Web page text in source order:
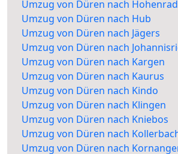
Umzug von Düren nach Hohenrad
Umzug von Düren nach Hub
Umzug von Düren nach Jägers
Umzug von Düren nach
Umzug von Düren nach Kargen
Umzug von Düren nach Kaurus
Umzug von Düren nach Kindo
Umzug von Düren nach Klingen
Umzug von Düren nach Kniebos
Umzug von Düren nach
Umzug von Düren nach